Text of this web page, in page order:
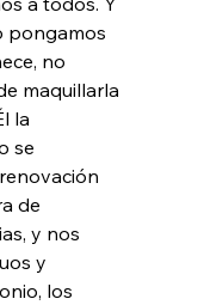
pongamos
no
maquillarla
la
se
de
y nos
y
los